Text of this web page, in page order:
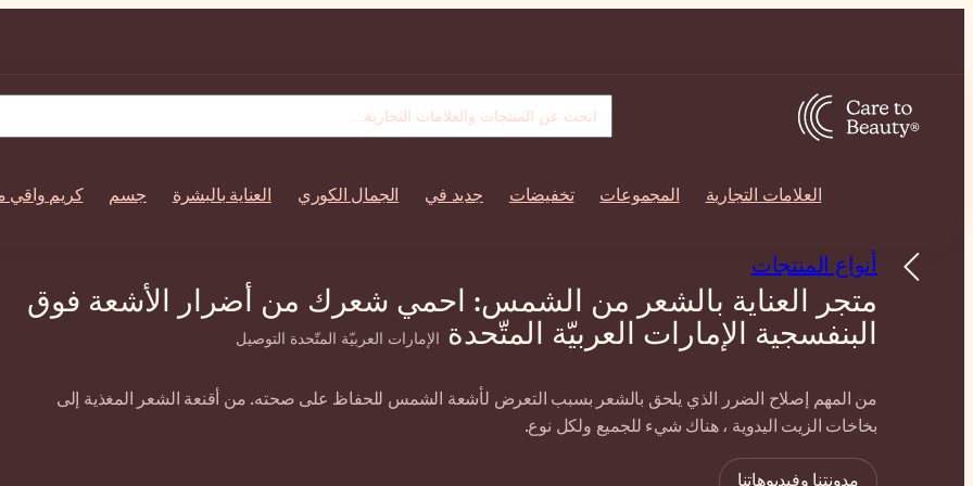
العلامات التجارية المجموعات تخفيضات جديد في الجمال الكوري العناية بالبشرة جسم كريم
أنواع المنتجات
متجر العناية بالشعر من الشمس: احمي شعرك من أضرار الأشعة فوق
البنفسجية الإمارات العربيّة المتّحدة الإمارات العربيّة المتّحدة التوصيل
مدونتنا وفيديوهاتنا
من المهم إصلاح الضرر الذي يلحق بالشعر بسبب التعرض لأشعة الشمس للحفاظ على صحته. من أقنعة الشعر المغذية إلى
بخاخات الزيت اليدوية ، هناك شيء للجميع ولكل نوع.